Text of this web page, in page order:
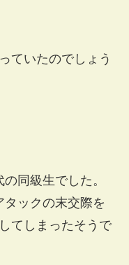
ていたのでしょう
同級生でした。
ックの末交際を
てしまったそうで